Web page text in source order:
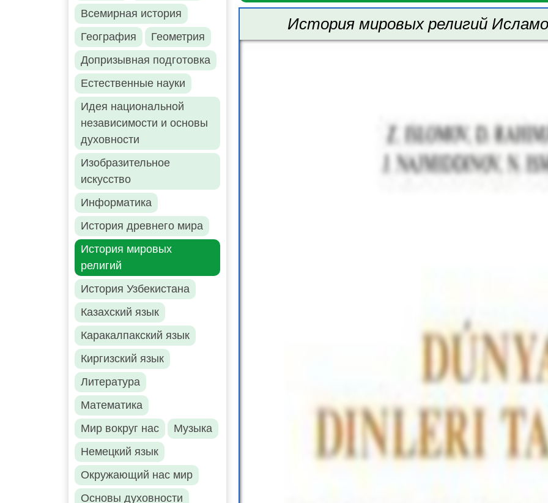
Всемирная история
География
Геометрия
Допризывная подготовка
Естественные науки
Идея национальной
независимости и основы
духовности
Изобразительное
искусство
Информатика
История древнего мира
История мировых
религий
История Узбекистана
Казахский язык
Каракалпакский язык
Киргизский язык
Литература
Математика
Мир вокруг нас
Музыка
Немецкий язык
Окружающий нас мир
Основы духовности
История мировых религий